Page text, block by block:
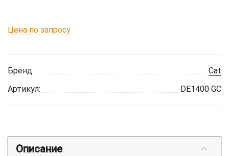
Цена по запросу
Бренд:
Cat
Артикул:
DE1400 GC
Описание